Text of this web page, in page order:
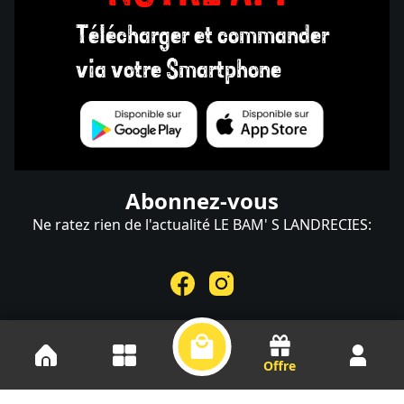
Télécharger et commander
via votre Smartphone
Abonnez-vous
Ne ratez rien de l'actualité LE BAM' S LANDRECIES:
Offre